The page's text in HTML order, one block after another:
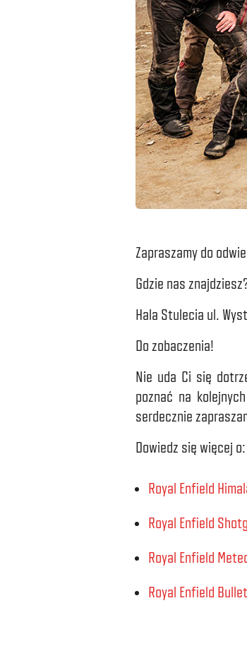
Zapraszamy do
Gdzie nas
Hala Stulecia ul.
Do zobaczenia!
Nie uda Ci się
poznać na
serdecznie
Dowiedz się więcej o:
Royal Enfield
Royal Enfield
Royal Enfield
Royal Enfield